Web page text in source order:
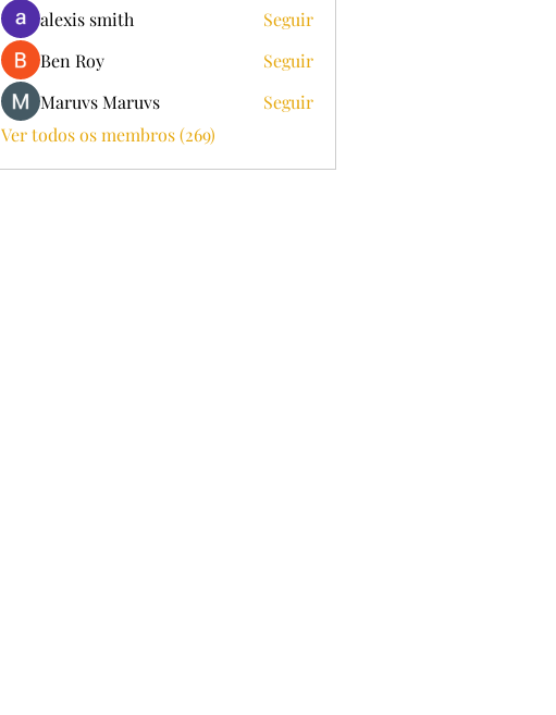
alexis smith
Seguir
Ben Roy
Seguir
Maruvs Maruvs
Seguir
Ver todos os membros (269)